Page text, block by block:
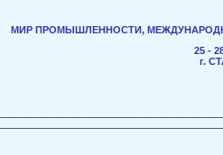
МИР ПРОМЫШЛЕННОСТИ,
25 -
г.